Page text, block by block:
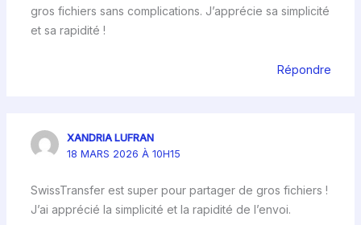
gros fichiers sans complications. J’apprécie sa simplicité
et sa rapidité !
Répondre
XANDRIA LUFRAN
18 MARS 2026 À 10H15
SwissTransfer est super pour partager de gros fichiers !
J’ai apprécié la simplicité et la rapidité de l’envoi.